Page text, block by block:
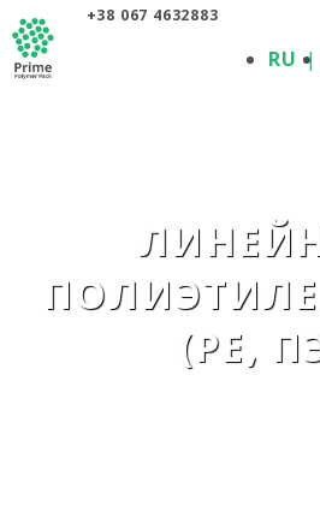
+38 067 4632883
RU
(PE,
О
ПРОДУКЦИЯ